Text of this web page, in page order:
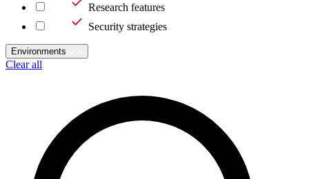
Research features
Security strategies
Environments
Clear all